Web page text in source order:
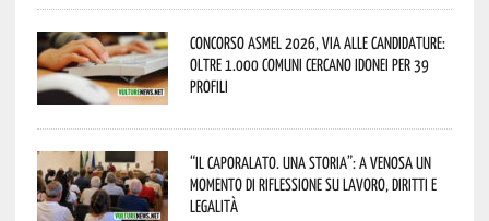
Concorso Asmel 2026, via alle candidature:
oltre 1.000 Comuni cercano idonei per 39
profili
“Il caporalato. Una storia”: a Venosa un
momento di riflessione su lavoro, diritti e
legalità